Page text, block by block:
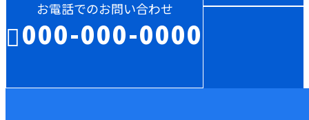
お電話でのお問い合わせ
000-000-0000